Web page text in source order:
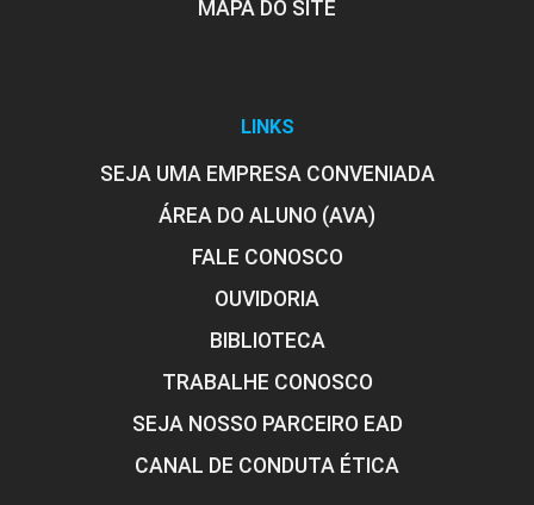
MAPA DO SITE
LINKS
SEJA UMA EMPRESA CONVENIADA
ÁREA DO ALUNO (AVA)
FALE CONOSCO
OUVIDORIA
BIBLIOTECA
TRABALHE CONOSCO
SEJA NOSSO PARCEIRO EAD
CANAL DE CONDUTA ÉTICA